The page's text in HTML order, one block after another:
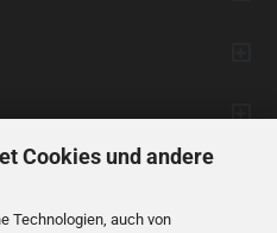
Cookies und andere
Technologien, auch von